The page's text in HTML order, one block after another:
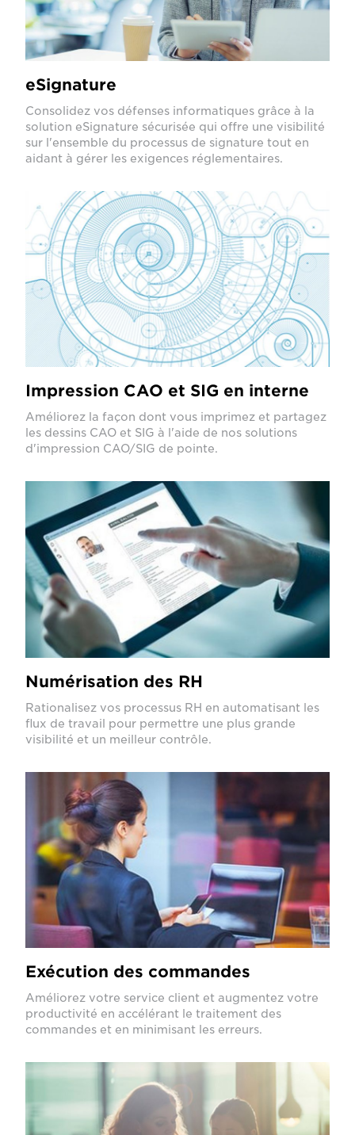
eSignature
Consolidez vos défenses informatiques grâce à la
solution eSignature sécurisée qui offre une visibilité
sur l'ensemble du processus de signature tout en
aidant à gérer les exigences réglementaires.
Impression CAO et SIG en interne
Améliorez la façon dont vous imprimez et partagez
les dessins CAO et SIG à l'aide de nos solutions
d'impression CAO/SIG de pointe.
Numérisation des RH
Rationalisez vos processus RH en automatisant les
flux de travail pour permettre une plus grande
visibilité et un meilleur contrôle.
Exécution des commandes
Améliorez votre service client et augmentez votre
productivité en accélérant le traitement des
commandes et en minimisant les erreurs.